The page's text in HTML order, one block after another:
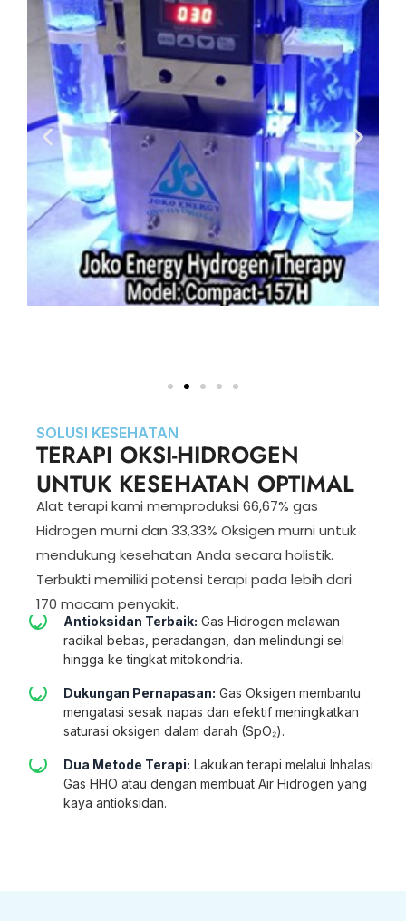
SOLUSI KESEHATAN
TERAPI OKSI-HIDROGEN
UNTUK KESEHATAN OPTIMAL
Alat terapi kami memproduksi 66,67% gas
Hidrogen murni dan 33,33% Oksigen murni untuk
mendukung kesehatan Anda secara holistik.
Terbukti memiliki potensi terapi pada lebih dari
170 macam penyakit.
Antioksidan Terbaik: Gas Hidrogen melawan
radikal bebas, peradangan, dan melindungi sel
hingga ke tingkat mitokondria.
Dukungan Pernapasan: Gas Oksigen membantu
mengatasi sesak napas dan efektif meningkatkan
saturasi oksigen dalam darah (SpO₂).
Dua Metode Terapi: Lakukan terapi melalui Inhalasi
Gas HHO atau dengan membuat Air Hidrogen yang
kaya antioksidan.